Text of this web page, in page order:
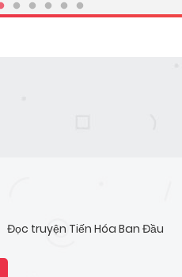
Đọc truyện Tiến Hóa Ban Đầu